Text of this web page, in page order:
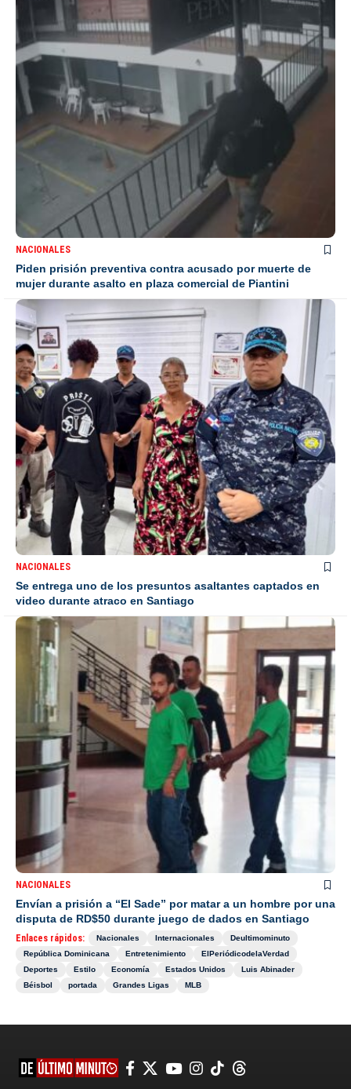
NACIONALES
Piden prisión preventiva contra acusado por muerte de
mujer durante asalto en plaza comercial de Piantini
NACIONALES
Se entrega uno de los presuntos asaltantes captados en
video durante atraco en Santiago
NACIONALES
Envían a prisión a “El Sade” por matar a un hombre por una
disputa de RD$50 durante juego de dados en Santiago
Enlaces rápidos: Nacionales Internacionales
Deultimominuto
República Dominicana
Entretenimiento
ElPeriódicodelaVerdad
Deportes
Estilo Economía Estados Unidos
Luis Abinader
Béisbol
portada Grandes Ligas MLB